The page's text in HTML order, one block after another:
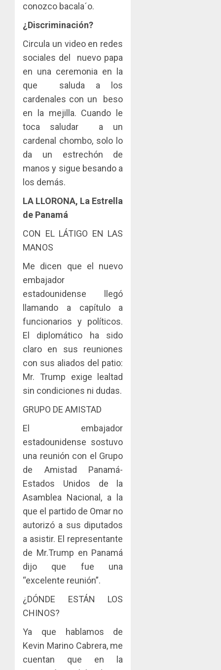
conozco bacala´o.
¿Discriminación?
Circula un video en redes
sociales del nuevo papa
en una ceremonia en la
que saluda a los
cardenales con un beso
en la mejilla. Cuando le
toca saludar a un
cardenal chombo, solo lo
da un estrechón de
manos y sigue besando a
los demás.
LA LLORONA, La Estrella
de Panamá
CON EL LÁTIGO EN LAS
MANOS
Me dicen que el nuevo
embajador
estadounidense llegó
llamando a capítulo a
funcionarios y políticos.
El diplomático ha sido
claro en sus reuniones
con sus aliados del patio:
Mr. Trump exige lealtad
sin condiciones ni dudas.
GRUPO DE AMISTAD
El embajador
estadounidense sostuvo
una reunión con el Grupo
de Amistad Panamá-
Estados Unidos de la
Asamblea Nacional, a la
que el partido de Omar no
autorizó a sus diputados
a asistir. El representante
de Mr.Trump en Panamá
dijo que fue una
“excelente reunión”.
¿DÓNDE ESTÁN LOS
CHINOS?
Ya que hablamos de
Kevin Marino Cabrera, me
cuentan que en la